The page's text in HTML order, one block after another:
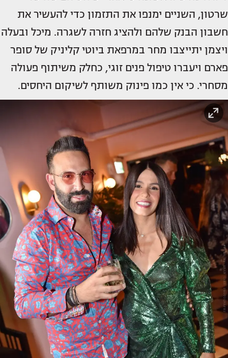
שרטון, השניים ימנפו את התזמון כדי להעשיר את
חשבון הבנק שלהם ולהציג חזרה לשגרה. מיכל ובעלה
ויצמן יתייצבו מחר במרפאת ביוטי קליניק של סופר
פארם ויעברו טיפול פנים זוגי, כחלק משיתוף פעולה
מסחרי. כי אין כמו פינוק משותף לשיקום היחסים.